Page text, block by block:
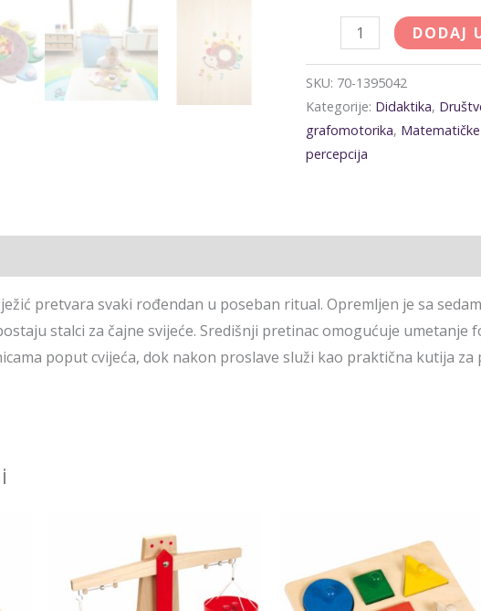
DODAJ
SKU: 70-1395042
Kategorije: Didaktika,
grafomotorika,
percepcija
pretvara svaki rođendan u poseban ritual. Opremljen je sa
stalci za čajne svijeće. Središnji pretinac omogućuje umetanje
poput cvijeća, dok nakon proslave služi kao praktična kutija